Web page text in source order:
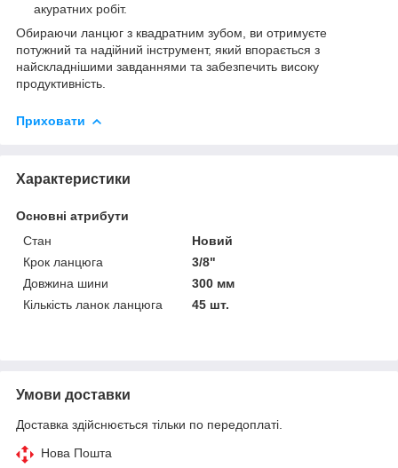
акуратних робіт.
Обираючи ланцюг з квадратним зубом, ви отримуєте
потужний та надійний інструмент, який впорається з
найскладнішими завданнями та забезпечить високу
продуктивність.
Приховати
Характеристики
Основні атрибути
Стан
Новий
Крок ланцюга
3/8"
Довжина шини
300 мм
Кількість ланок ланцюга
45 шт.
Умови доставки
Доставка здійснюється тільки по передоплаті.
Нова Пошта